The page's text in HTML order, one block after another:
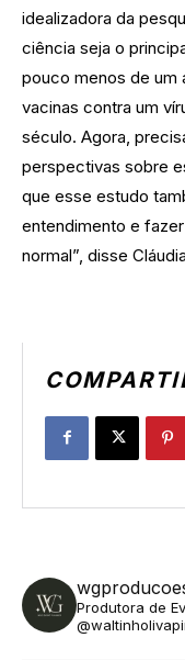
idealizadora da
ciência seja o
pouco menos de um
vacinas contra um
século. Agora,
perspectivas sobre
que esse estudo
entendimento e
normal”, disse
Produtora de